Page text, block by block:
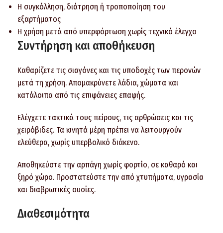
Η συγκόλληση, διάτρηση ή τροποποίηση του
εξαρτήματος
Η χρήση μετά από υπερφόρτωση χωρίς τεχνικό έλεγχο
Συντήρηση και αποθήκευση
Καθαρίζετε τις σιαγόνες και τις υποδοχές των περονών
μετά τη χρήση. Απομακρύνετε λάδια, χώματα και
κατάλοιπα από τις επιφάνειες επαφής.
Ελέγχετε τακτικά τους πείρους, τις αρθρώσεις και τις
χειρόβιδες. Τα κινητά μέρη πρέπει να λειτουργούν
ελεύθερα, χωρίς υπερβολικό διάκενο.
Αποθηκεύστε την αρπάγη χωρίς φορτίο, σε καθαρό και
ξηρό χώρο. Προστατεύστε την από χτυπήματα, υγρασία
και διαβρωτικές ουσίες.
Διαθεσιμότητα